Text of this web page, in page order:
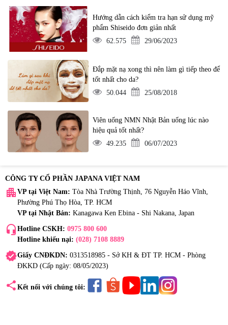
Hướng dẫn cách kiểm tra hạn sử dụng mỹ
phẩm Shiseido đơn giản nhất
62.575
29/06/2023
Đắp mặt nạ xong thì nên làm gì tiếp theo để
tốt nhất cho da?
50.044
25/08/2018
Viên uống NMN Nhật Bản uống lúc nào
hiệu quả tốt nhất?
49.235
06/07/2023
CÔNG TY CỔ PHẦN JAPANA VIỆT NAM
apartment VP tại Việt Nam: Tòa Nhà Trường Thịnh, 76 Nguyễn Háo Vĩnh,
Phường Phú Thọ Hòa, TP. HCM
VP tại Nhật Bản: Kanagawa Ken Ebina - Shi Nakana, Japan
headset_mic Hotline CSKH: 0975 800 600
Hotline khiếu nại: (028) 7108 8889
verifiedGiấy CNĐKDN: 0313518985 - Sở KH & ĐT TP. HCM - Phòng
ĐKKD (Cấp ngày: 08/05/2023)
share Kết nối với chúng tôi: